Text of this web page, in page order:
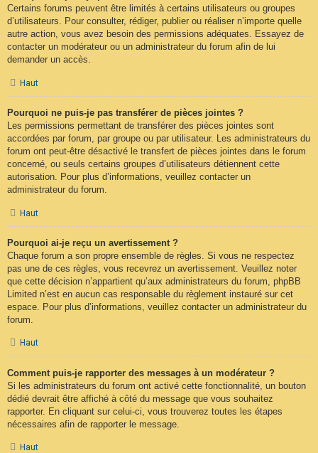
Certains forums peuvent être limités à certains utilisateurs ou groupes
d’utilisateurs. Pour consulter, rédiger, publier ou réaliser n’importe quelle
autre action, vous avez besoin des permissions adéquates. Essayez de
contacter un modérateur ou un administrateur du forum afin de lui
demander un accès.
Haut
Pourquoi ne puis-je pas transférer de pièces jointes ?
Les permissions permettant de transférer des pièces jointes sont
accordées par forum, par groupe ou par utilisateur. Les administrateurs du
forum ont peut-être désactivé le transfert de pièces jointes dans le forum
concerné, ou seuls certains groupes d’utilisateurs détiennent cette
autorisation. Pour plus d’informations, veuillez contacter un
administrateur du forum.
Haut
Pourquoi ai-je reçu un avertissement ?
Chaque forum a son propre ensemble de règles. Si vous ne respectez
pas une de ces règles, vous recevrez un avertissement. Veuillez noter
que cette décision n’appartient qu’aux administrateurs du forum, phpBB
Limited n’est en aucun cas responsable du règlement instauré sur cet
espace. Pour plus d’informations, veuillez contacter un administrateur du
forum.
Haut
Comment puis-je rapporter des messages à un modérateur ?
Si les administrateurs du forum ont activé cette fonctionnalité, un bouton
dédié devrait être affiché à côté du message que vous souhaitez
rapporter. En cliquant sur celui-ci, vous trouverez toutes les étapes
nécessaires afin de rapporter le message.
Haut